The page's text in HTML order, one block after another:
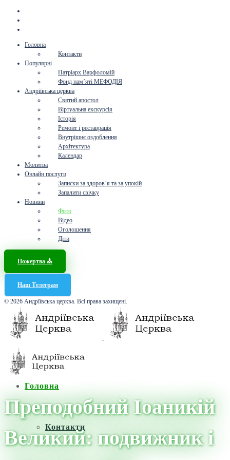
Головна
Контакти
Популярні
Патріарх Варфоломій
Фонд пам’яті МЕФОДІЯ
Андріївська церква
Святий апостол
Віртуальна екскурсія
Історія
Ремонт і реставрація
Внутрішнє оздоблення
Архітектура
Календар
Молитва
Онлайн послуги
Записки за здоров’я та за упокій
Запалити свічку
Новини
Фото
Відео
Оголошення
Діти
Пожертва ⛪️
Наш Телеграм
© 2026 Андріївська церква. Всі права захищені.
Головна
Контакти
Преподобний Іоаникій
Великий: подвижник і